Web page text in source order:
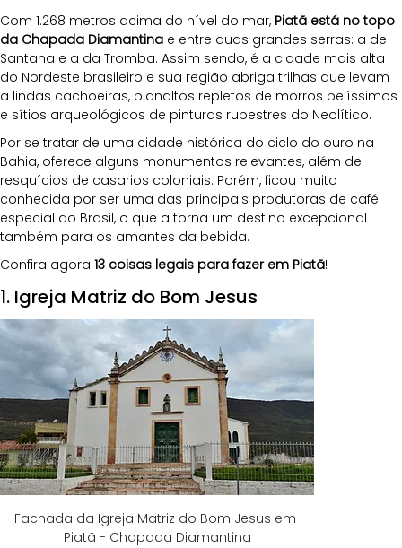
Com 1.268 metros acima do nível do mar, Piatã está no topo
da Chapada Diamantina e entre duas grandes serras: a de
Santana e a da Tromba. Assim sendo, é a cidade mais alta
do Nordeste brasileiro e sua região abriga trilhas que levam
a lindas cachoeiras, planaltos repletos de morros belíssimos
e sítios arqueológicos de pinturas rupestres do Neolítico.
Por se tratar de uma cidade histórica do ciclo do ouro na
Bahia, oferece alguns monumentos relevantes, além de
resquícios de casarios coloniais. Porém, ficou muito
conhecida por ser uma das principais produtoras de café
especial do Brasil, o que a torna um destino excepcional
também para os amantes da bebida.
Confira agora 13 coisas legais para fazer em Piatã!
1. Igreja Matriz do Bom Jesus
Fachada da Igreja Matriz do Bom Jesus em
Piatã - Chapada Diamantina